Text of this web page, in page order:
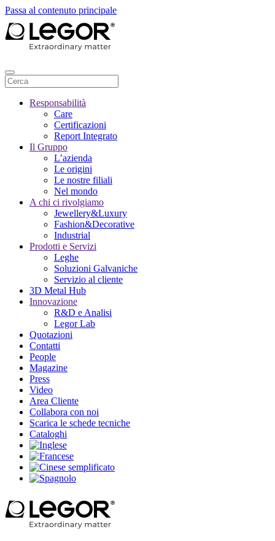
Passa al contenuto principale
Responsabilità
Care
Certificazioni
Report Integrato
Il Gruppo
L’azienda
Le origini
Le nostre filiali
Nel mondo
A chi ci rivolgiamo
Jewellery&Luxury
Fashion&Decorative
Industrial
Prodotti e Servizi
Leghe
Soluzioni Galvaniche
Servizio al cliente
3D Metal Hub
Innovazione
R&D e Analisi
Legor Lab
Quotazioni
Contatti
People
Magazine
Press
Video
Area Cliente
Collabora con noi
Scarica le schede tecniche
Cataloghi